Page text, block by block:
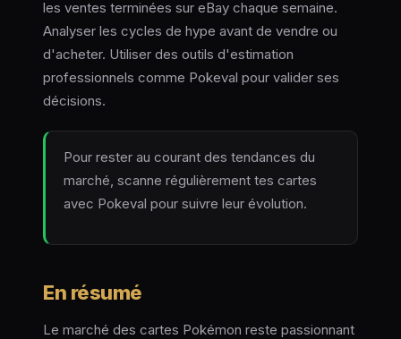
les ventes terminées sur eBay chaque semaine.
Analyser les cycles de hype avant de vendre ou
d'acheter. Utiliser des outils d'estimation
professionnels comme Pokeval pour valider ses
décisions.
Pour rester au courant des tendances du
marché, scanne régulièrement tes cartes
avec Pokeval pour suivre leur évolution.
En résumé
Le marché des cartes Pokémon reste passionnant